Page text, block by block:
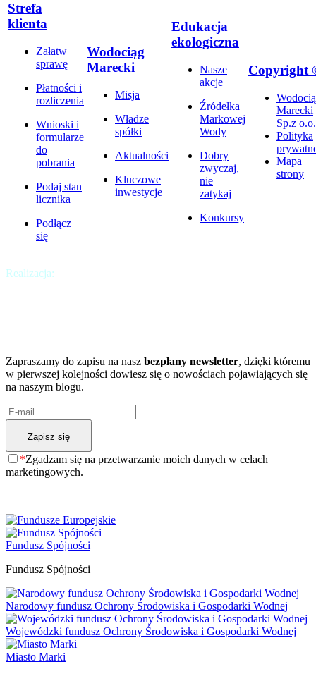
Strefa
klienta
Załatw
sprawę
Płatności i
rozliczenia
Wnioski i
formularze
do
pobrania
Podaj stan
licznika
Podłącz
się
Wodociąg
Marecki
Misja
Władze
spółki
Aktualności
Kluczowe
inwestycje
Edukacja
ekologiczna
Nasze
akcje
Źródełka
Markowej
Wody
Dobry
zwyczaj,
nie
zatykaj
Konkursy
Copyright
Marecki
Sp.z o.o.
Polityka
Mapa
strony
Realizacja:
Zapraszamy do zapisu na nasz bezpłany newsletter, dzięki któremu
w pierwszej kolejności dowiesz się o nowościach pojawiających się
na naszym blogu.
*Zgadzam się na przetwarzanie moich danych w celach
marketingowych.
Fundusz Spójności
Fundusz Spójności
Narodowy fundusz Ochrony Środowiska i Gospodarki Wodnej
Wojewódzki fundusz Ochrony Środowiska i Gospodarki Wodnej
Miasto Marki